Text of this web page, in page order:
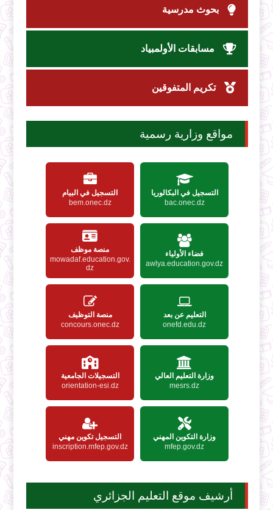
بحوث مدرسية
مسابقات الأولمبياد
تكريم المتفوقين
مواقع وزارية رسمية
التسجيل في البكالوريا
bac.onec.dz
التسجيل في البيام
bem.onec.dz
فضاء الأولياء
awlya.education.gov.dz
منصة موظف
mowadaf.education.gov.
dz
التعليم عن بعد
onefd.edu.dz
منصة التوظيف
concours.onec.dz
وزارة التعليم العالي
mesrs.dz
التسجيلات الجامعية
orientation-esi.dz
وزارة التكوين المهني
mfep.gov.dz
التسجيل تكوين مهني
inscription.mfep.gov.dz
أرشيف موقع التعليم الجزائري